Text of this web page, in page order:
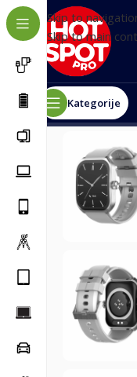
Skip to
Skip to main
Kategorije
Почетна/